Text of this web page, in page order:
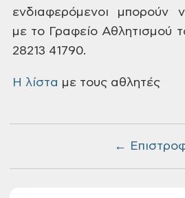
←
ενδιαφερόμενοι μπορούν
με το Γραφείο Αθλητισμού
28213 41790.
Η λίστα με τους αθλητές